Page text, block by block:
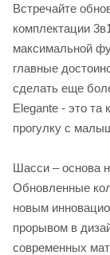
Встречайте
комплектации
максимальной
главные
сделать еще
Elegante - это та
прогулку с
Шасси – основа
Обновленные
новым
прорывом в
современных